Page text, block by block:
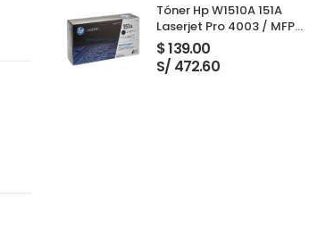
Tóner Hp W1510A 151A
Laserjet Pro 4003 / MFP
4103 Black 3,050 Páginas
$139.00
S/ 472.60